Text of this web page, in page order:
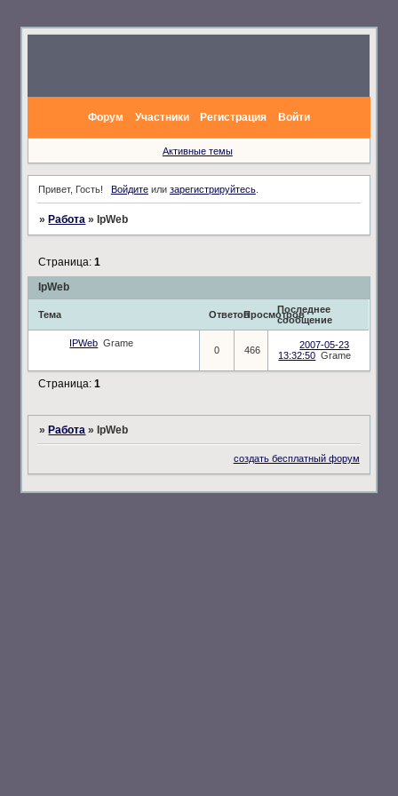
Форум Участники Регистрация Войти
Активные темы
Привет, Гость! Войдитеили зарегистрируйтесь.
» Работа » IpWeb
IpWeb
Страница:1
Тема ОтветовПросмотровПоследнее
сообщение
IPWeb Grame
0 466
2007-05-23
13:32:50 Grame
Страница:1
» Работа » IpWeb
создать бесплатный форум